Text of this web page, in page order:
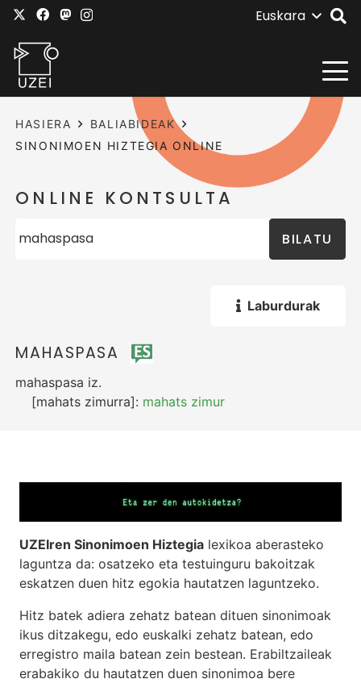
Euskara
HASIERA
BALIABIDEAK
SINONIMOEN HIZTEGIA ONLINE
ONLINE KONTSULTA
BILATU
Laburdurak
MAHASPASA
mahaspasa iz.
[mahats zimurra]: mahats zimur
UZEIren Sinonimoen Hiztegia lexikoa aberasteko
laguntza da: osatzeko eta testuinguru bakoitzak
eskatzen duen hitz egokia hautatzen laguntzeko.
Hitz batek adiera zehatz batean dituen sinonimoak
ikus ditzakegu, edo euskalki zehatz batean, edo
erregistro maila batean zein bestean. Erabiltzaileak
erabakiko du hautatzen duen sinonimoa bere